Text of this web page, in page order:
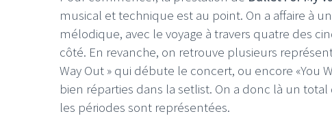
musical et technique est au point. On a affaire à
mélodique, avec le voyage à travers quatre des
côté. En revanche, on retrouve plusieurs
Way Out » qui débute le concert, ou encore «You
bien réparties dans la setlist. On a donc là un
les périodes sont représentées.